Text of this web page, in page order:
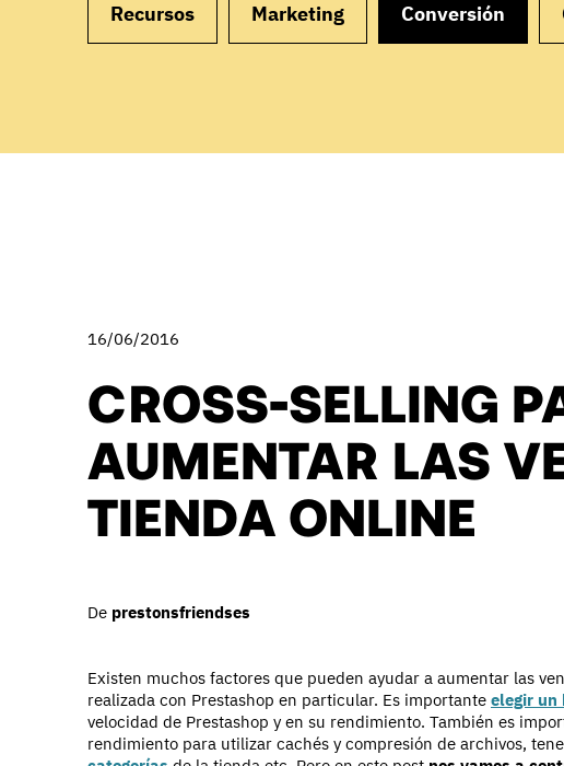
Recursos Marketing Conversión
16/06/2016
CROSS-SELLING
AUMENTAR LAS
TIENDA ONLINE
De prestonsfriendses
Existen muchos factores que pueden ayudar a aumentar las
realizada con Prestashop en particular. Es importante elegir un
velocidad de Prestashop y en su rendimiento. También es
rendimiento para utilizar cachés y compresión de archivos,